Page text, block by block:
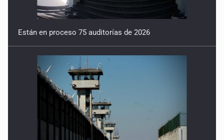
Están en proceso 75 auditorías de 2026